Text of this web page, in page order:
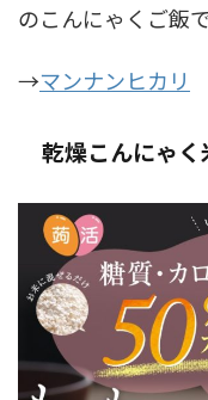
のこんにゃくご飯で
→マンナンヒカリ
乾燥こんにゃ